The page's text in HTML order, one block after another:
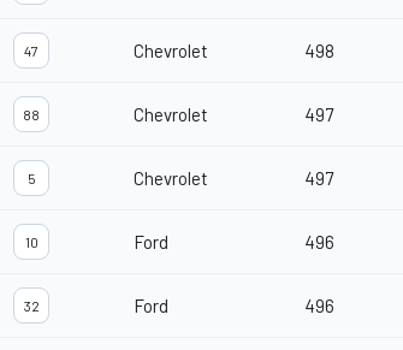
47 Chevrolet 498
88 Chevrolet 497
5 Chevrolet 497
10 Ford 496
32 Ford 496